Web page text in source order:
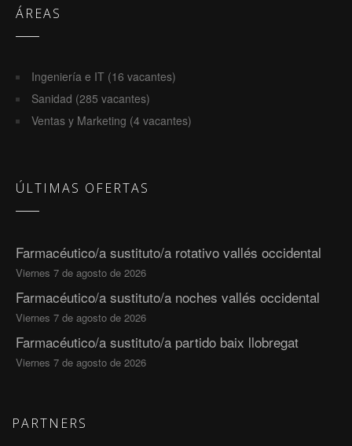
ÁREAS
Ingeniería e IT (16 vacantes)
Sanidad (285 vacantes)
Ventas y Marketing (4 vacantes)
ÚLTIMAS OFERTAS
Farmacéutico/a sustituto/a rotativo vallés occidental
Viernes 7 de agosto de 2026
Farmacéutico/a sustituto/a noches vallés occidental
Viernes 7 de agosto de 2026
Farmacéutico/a sustituto/a partido baix llobregat
Viernes 7 de agosto de 2026
PARTNERS